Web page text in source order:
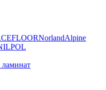
NorlandAlpine